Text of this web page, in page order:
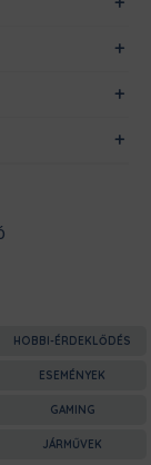
HOBBI-ÉRDEKLŐDÉS
ESEMÉNYEK
GAMING
JÁRMŰVEK